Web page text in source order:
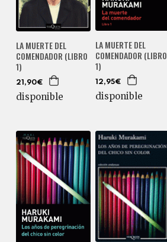
LA MUERTE DEL
COMENDADOR (LIBRO
1)
21,90€
disponible
LA MUERTE DEL
COMENDADOR (LIBRO
1)
12,95€
disponible